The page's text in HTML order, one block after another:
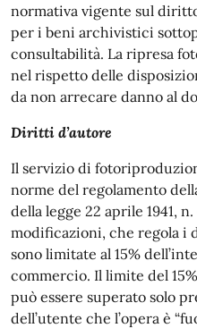
normativa vigente sul
per i beni archivistici
consultabilità. La ripresa
nel rispetto delle
da non arrecare danno al
Diritti d’autore
Il servizio di
norme del regolamento
della legge 22 aprile 1941,
modificazioni, che regola i
sono limitate al 15%
commercio. Il limite del
può essere superato solo
dell’utente che l’opera è